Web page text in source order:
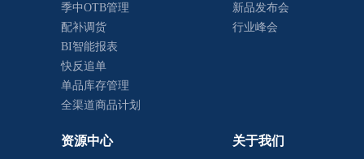
季中OTB管理
配补调货
BI智能报表
快反追单
单品库存管理
全渠道商品计划
新品发布会
行业峰会
资源中心 关于我们